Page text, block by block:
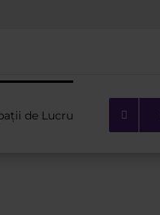
de Lucru